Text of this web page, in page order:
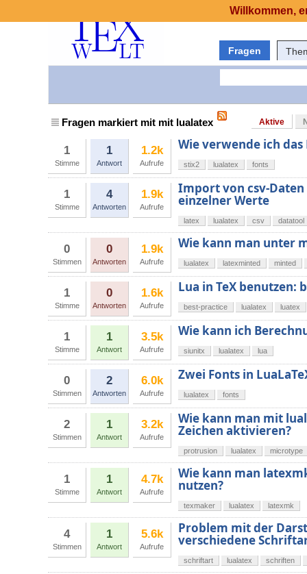
Fragen
Fragen markiert mit mit lualatex Aktive
1
Stimme
1
Antwort
1.2k
Aufrufe
Wie verwende ich
stix2 lualatex fonts
1
Stimme
4
Antworten
1.9k
Aufrufe
Import von csv-
einzelner Werte
latex lualatex csv datatool
0
Stimmen
0
Antworten
1.9k
Aufrufe
Wie kann man unter
lualatex latexminted minted
1
Stimme
0
Antworten
1.6k
Aufrufe
Lua in TeX benutzen:
best-practice lualatex luatex
1
Stimme
1
Antwort
3.5k
Aufrufe
Wie kann ich
siunitx lualatex lua
0
Stimmen
2
Antworten
6.0k
Aufrufe
Zwei Fonts in
lualatex fonts
2
Stimmen
1
Antwort
3.2k
Aufrufe
Wie kann man mit
Zeichen aktivieren?
protrusion lualatex microtype
1
Stimme
1
Antwort
4.7k
Aufrufe
Wie kann man
nutzen?
texmaker lualatex latexmk
4
Stimmen
1
Antwort
5.6k
Aufrufe
Problem mit der
verschiedene
schriftart lualatex schriften
Willkommen,